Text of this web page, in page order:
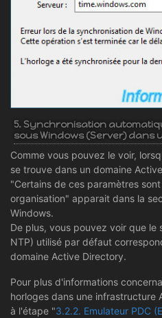
5. Synchronisation
sous Windows (Server) dans
Comme vous pouvez le voir,
se trouve dans un domaine
"Certains de ces paramètres
organisation" apparait dans la
Windows.
De plus, vous pouvez voir que le
NTP) utilisé par défaut
domaine Active Directory.
Pour plus d'informations
horloges dans une
à l'étape "3.2.2. Emulateur PDC